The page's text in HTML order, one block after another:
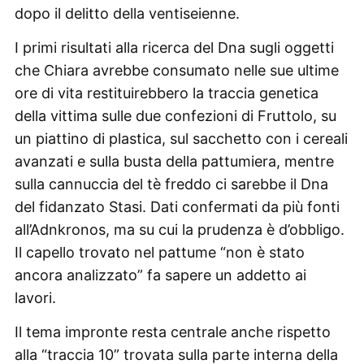
dopo il delitto della ventiseienne.
I primi risultati alla ricerca del Dna sugli oggetti
che Chiara avrebbe consumato nelle sue ultime
ore di vita restituirebbero la traccia genetica
della vittima sulle due confezioni di Fruttolo, su
un piattino di plastica, sul sacchetto con i cereali
avanzati e sulla busta della pattumiera, mentre
sulla cannuccia del tè freddo ci sarebbe il Dna
del fidanzato Stasi. Dati confermati da più fonti
all’Adnkronos, ma su cui la prudenza è d’obbligo.
Il capello trovato nel pattume “non è stato
ancora analizzato” fa sapere un addetto ai
lavori.
Il tema impronte resta centrale anche rispetto
alla “traccia 10” trovata sulla parte interna della